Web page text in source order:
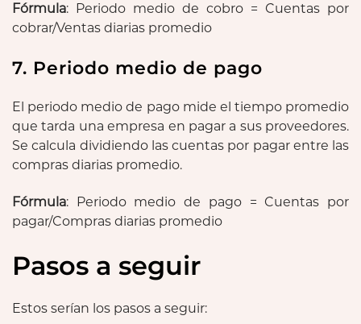
Fórmula: Periodo medio de cobro = Cuentas por
cobrar/Ventas diarias promedio
7. Periodo medio de pago
El periodo medio de pago mide el tiempo promedio
que tarda una empresa en pagar a sus proveedores.
Se calcula dividiendo las cuentas por pagar entre las
compras diarias promedio.
Fórmula: Periodo medio de pago = Cuentas por
pagar/Compras diarias promedio
Pasos a seguir
Estos serían los pasos a seguir: